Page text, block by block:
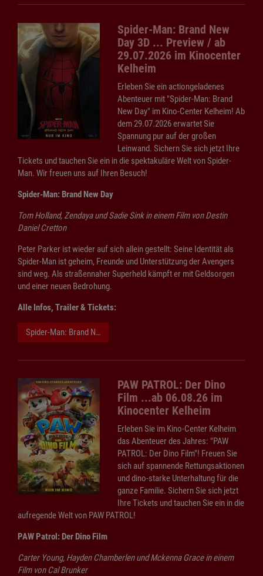
Spider-Man: Brand New
Day 3D ... Preview / ab
29.07.2026 im Kinocenter
Kelheim
Erleben Sie ein actiongeladenes
Abenteuer mit "Spider-Man: Brand
New Day" im Kino-Center Kelheim! Ab
dem 29.07.2026 erwartet Sie
Spannung pur auf der großen
Leinwand. Sichern Sie sich jetzt Ihre
Tickets und tauchen Sie ein in die spektakuläre Welt von Spider-
Man. Wir freuen uns auf Ihren Besuch!
Spider-Man: Brand New Day
Tom Holland, Zendaya und Sadie Sink in einem Film von Destin
Daniel Cretton
Peter Parker ist wieder auf sich allein gestellt: Seine Identität als
Spider-Man ist geheim, Freunde und Unterstützung der Avengers
sind weg. Als straßennaher Superheld kämpft er mit Geldsorgen
und einer neuen Bedrohung.
Alle Infos, Trailer & Tickets:
Spider-Man: Brand New Day
PAW PATROL: Der Dino
Film ...ab 06.08.26 im
Kinocenter Kelheim
Erleben Sie im Kino-Center Kelheim
das Abenteuer des Jahres: "PAW
PATROL: Der Dino Film"! Freuen Sie
sich auf spannende Rettungsaktionen
und dino-starke Unterhaltung für die
ganze Familie. Sichern Sie sich jetzt
Ihre Tickets und tauchen Sie ein in die
aufregende Welt von PAW PATROL!
PAW Patrol: Der Dino Film
Carter Young, Hayden Chamberlen und Mckenna Grace in einem
Film von Cal Brunker